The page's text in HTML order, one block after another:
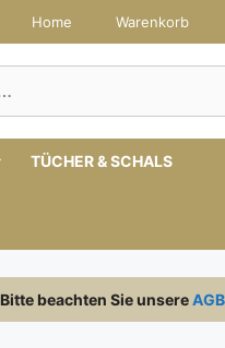
Home Warenkorb
TÜCHER & SCHALS
Bitte beachten Sie unsereAGB